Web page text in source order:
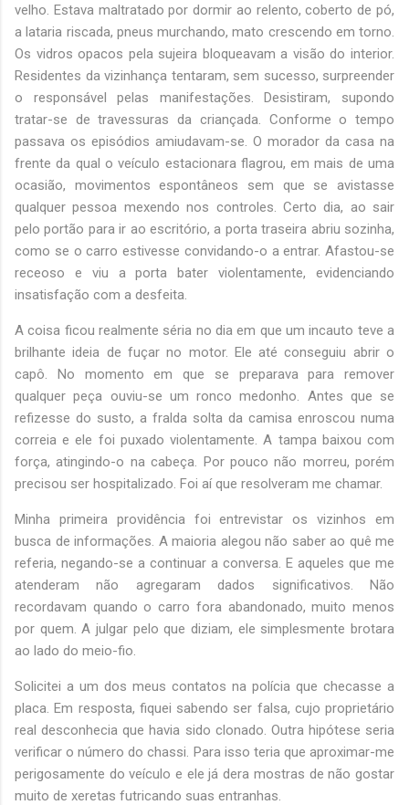
velho. Estava maltratado por dormir ao relento, coberto de pó,
a lataria riscada, pneus murchando, mato crescendo em torno.
Os vidros opacos pela sujeira bloqueavam a visão do interior.
Residentes da vizinhança tentaram, sem sucesso, surpreender
o responsável pelas manifestações. Desistiram, supondo
tratar-se de travessuras da criançada. Conforme o tempo
passava os episódios amiudavam-se. O morador da casa na
frente da qual o veículo estacionara flagrou, em mais de uma
ocasião, movimentos espontâneos sem que se avistasse
qualquer pessoa mexendo nos controles. Certo dia, ao sair
pelo portão para ir ao escritório, a porta traseira abriu sozinha,
como se o carro estivesse convidando-o a entrar. Afastou-se
receoso e viu a porta bater violentamente, evidenciando
insatisfação com a desfeita.
A coisa ficou realmente séria no dia em que um incauto teve a
brilhante ideia de fuçar no motor. Ele até conseguiu abrir o
capô. No momento em que se preparava para remover
qualquer peça ouviu-se um ronco medonho. Antes que se
refizesse do susto, a fralda solta da camisa enroscou numa
correia e ele foi puxado violentamente. A tampa baixou com
força, atingindo-o na cabeça. Por pouco não morreu, porém
precisou ser hospitalizado. Foi aí que resolveram me chamar.
Minha primeira providência foi entrevistar os vizinhos em
busca de informações. A maioria alegou não saber ao quê me
referia, negando-se a continuar a conversa. E aqueles que me
atenderam não agregaram dados significativos. Não
recordavam quando o carro fora abandonado, muito menos
por quem. A julgar pelo que diziam, ele simplesmente brotara
ao lado do meio-fio.
Solicitei a um dos meus contatos na polícia que checasse a
placa. Em resposta, fiquei sabendo ser falsa, cujo proprietário
real desconhecia que havia sido clonado. Outra hipótese seria
verificar o número do chassi. Para isso teria que aproximar-me
perigosamente do veículo e ele já dera mostras de não gostar
muito de xeretas futricando suas entranhas.